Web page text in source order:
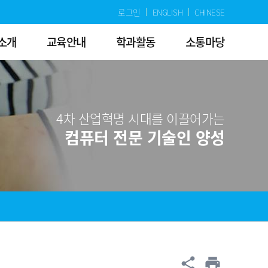
로그인 ENGLISH CHINESE
개 교육안내 학과활동 소통마당
4차 산업혁명 시대를 이끌어가는
컴퓨터 전문 기술인 양성
공유
share print